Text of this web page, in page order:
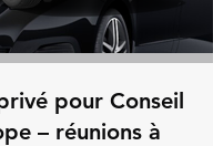
pour Conseil
– réunions à